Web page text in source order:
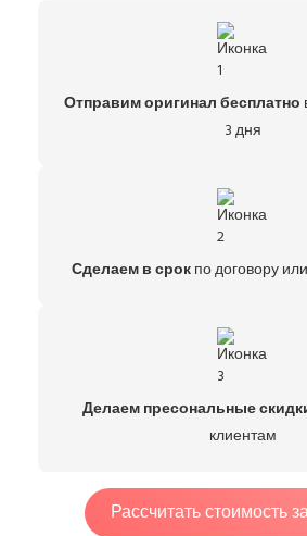
Отправим оригинал бесплатно
3 дня
Сделаем в срокпо договору
Делаем пресональные
клиентам
Рассчитать стоимость